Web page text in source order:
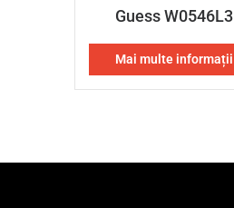
Guess W0546L3
Mai multe informații